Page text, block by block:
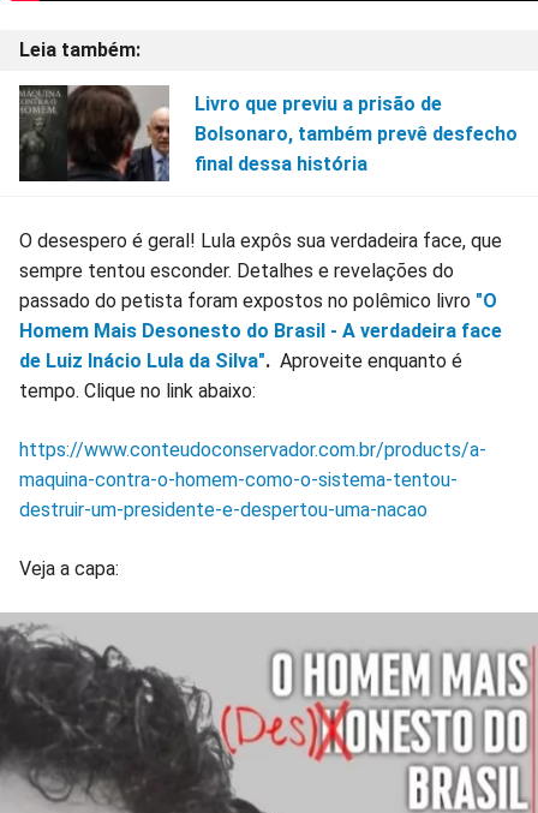
Livro que previu a prisão de
Bolsonaro, também prevê desfecho
final dessa história
O desespero é geral! Lula expôs sua verdadeira face, que
sempre tentou esconder. Detalhes e revelações do
passado do petista foram expostos no polêmico livro "O
Homem Mais Desonesto do Brasil - A verdadeira face
de Luiz Inácio Lula da Silva". Aproveite enquanto é
tempo. Clique no link abaixo:
https://www.conteudoconservador.com.br/products/a-
maquina-contra-o-homem-como-o-sistema-tentou-
destruir-um-presidente-e-despertou-uma-nacao
Veja a capa: